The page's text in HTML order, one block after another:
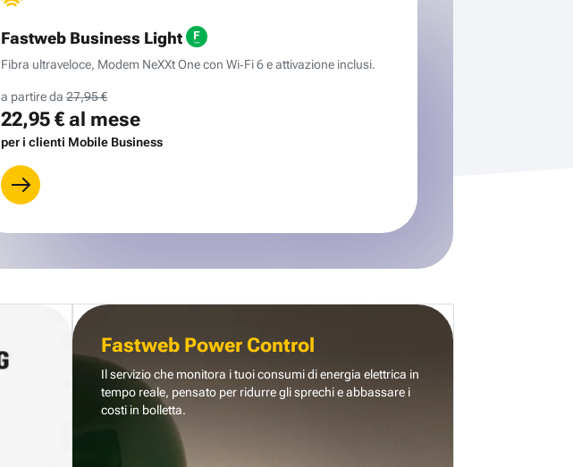
Fastweb Business Light
Fibra ultraveloce, Modem NeXXt One con Wi‑Fi 6 e attivazione inclusi.
a partire da 27,95 €
22,95 €al mese
per i clienti Mobile Business
Fastweb Power Control
Il servizio che monitora i tuoi consumi di energia elettrica in
tempo reale, pensato per ridurre gli sprechi e abbassare i
costi in bolletta.